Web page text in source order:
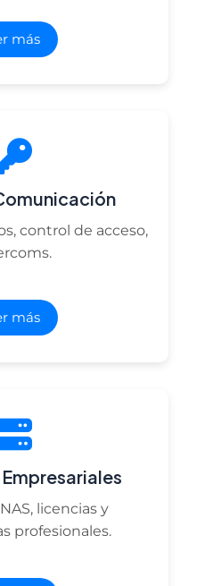
más
control de acceso,
más
licencias y
profesionales.